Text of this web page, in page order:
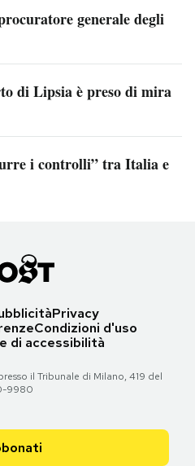
generale degli
di Lipsia è preso di mira
i controlli” tra Italia e
Privacy
Condizioni d'uso
di accessibilità
il Tribunale di Milano, 419 del
9980